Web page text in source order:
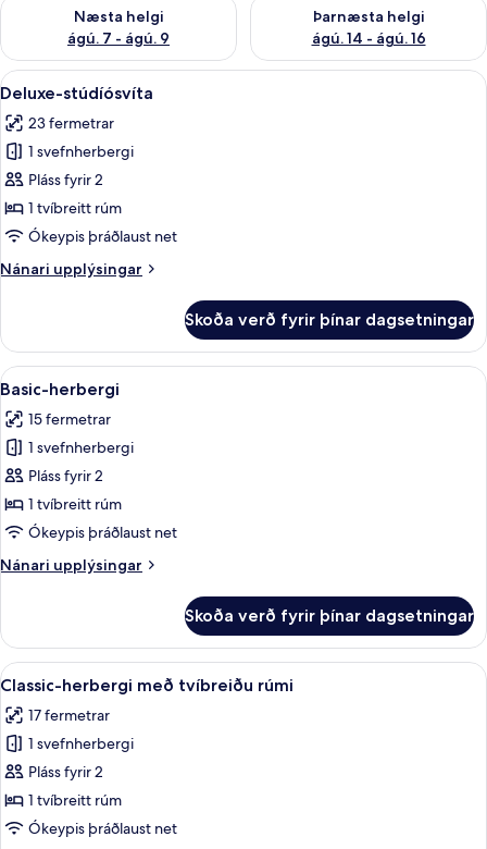
Næsta helgi
ágú. 7 - ágú. 9
Þarnæsta helgi
ágú. 14 - ágú. 16
Skoða
allar
myndir
fyrir
Deluxe-
stúdíósvíta
Deluxe-stúdíósvíta | Rúmföt af
9
Deluxe-stúdíósvíta
23 fermetrar
1 svefnherbergi
Pláss fyrir 2
1 tvíbreitt rúm
Ókeypis þráðlaust net
Nánari upplýsingar
Nánari
stúdíósvíta
Skoða verð fyrir þínar dagsetningar
Skoða
allar
myndir
fyrir
Basic-
herbergi
Basic-herbergi | Rúmföt af bestu
5
Basic-herbergi
15 fermetrar
1 svefnherbergi
Pláss fyrir 2
1 tvíbreitt rúm
Ókeypis þráðlaust net
Nánari upplýsingar
Nánari
herbergi
Skoða verð fyrir þínar dagsetningar
Skoða
allar
myndir
fyrir
Classic-
herbergi
með
Classic-herbergi með tvíbreiðu
6
Classic-herbergi með tvíbreiðu rúmi
17 fermetrar
1 svefnherbergi
Pláss fyrir 2
1 tvíbreitt rúm
Ókeypis þráðlaust net